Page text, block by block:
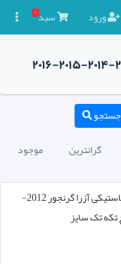
ورود سبد۰
جستجو
گرانترین موجود
کفپوش لاستیکی آزرا گرنجور 2012-